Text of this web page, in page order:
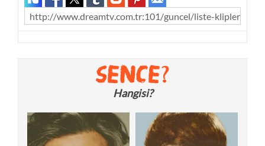
http://www.dreamtv.com.tr:101/guncel/liste-klipleri/
Hangisi?